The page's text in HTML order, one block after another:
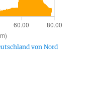
von Nord